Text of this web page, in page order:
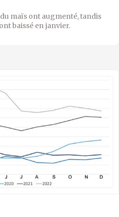
maïs ont augmenté, tandis
baissé en janvier.